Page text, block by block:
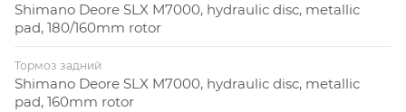
Shimano Deore SLX M7000, hydraulic disc, metallic
pad, 180/160mm rotor
Тормоз задний
Shimano Deore SLX M7000, hydraulic disc, metallic
pad, 160mm rotor